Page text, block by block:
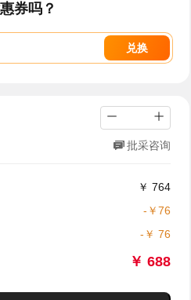
券吗？
兑换
批采咨询
￥ 764
- ￥76
- ￥ 76
￥ 688